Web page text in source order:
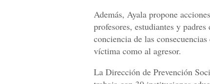
Además, Ayala propone
profesores, estudiantes y
conciencia de las
víctima como al agresor.
La Dirección de Prevención